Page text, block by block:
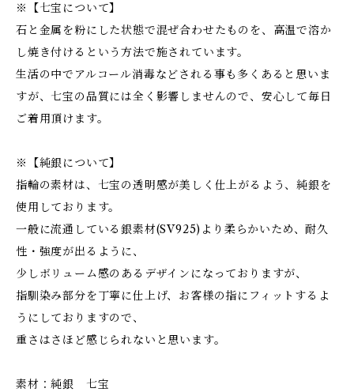
※【七宝について】
石と金属を粉にした状態で混ぜ合わせたものを、高温で溶か
し焼き付けるという方法で施されています。
生活の中でアルコール消毒などされる事も多くあると思いま
すが、七宝の品質には全く影響しませんので、安心して毎日
ご着用頂けます。
※【純銀について】
指輪の素材は、七宝の透明感が美しく仕上がるよう、純銀を
使用しております。
一般に流通している銀素材(SV925)より柔らかいため、耐久
性・強度が出るように、
少しボリューム感のあるデザインになっておりますが、
指馴染み部分を丁寧に仕上げ、お客様の指にフィットするよ
うにしておりますので、
重さはさほど感じられないと思います。
素材：純銀 七宝